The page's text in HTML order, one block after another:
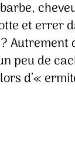
et errer
Autrement
peu de
d’«